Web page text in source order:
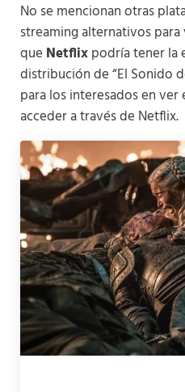
No se mencionan otras
streaming alternativos
que Netflixpodría tener la
distribución de “El Sonido
para los interesados en
acceder a través de Netflix.